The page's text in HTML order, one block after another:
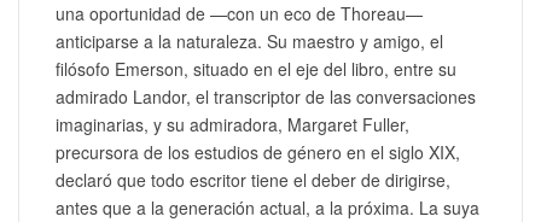
una oportunidad de —con un eco de Thoreau—
anticiparse a la naturaleza. Su maestro y amigo, el
filósofo Emerson, situado en el eje del libro, entre su
admirado Landor, el transcriptor de las conversaciones
imaginarias, y su admiradora, Margaret Fuller,
precursora de los estudios de género en el siglo XIX,
declaró que todo escritor tiene el deber de dirigirse,
antes que a la generación actual, a la próxima. La suya